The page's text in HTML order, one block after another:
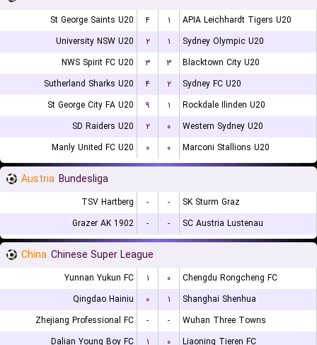
St George Saints U20 ۴ ۱
APIA Leichhardt Tigers U20
University NSW U20
۲ ۱
Sydney Olympic U20
NWS Spirit FC U20
۳ ۳
Blacktown City U20
Sutherland Sharks U20
۴ ۲
Sydney FC U20
St George City FA U20
۹ ۱
Rockdale Ilinden U20
SD Raiders U20
۲ ۰
Western Sydney U20
Manly United FC U20
۰ ۰ Marconi Stallions U20
Austria Bundesliga
TSV Hartberg - -
SK Sturm Graz
Grazer AK 1902
- - SC Austria Lustenau
China Chinese Super League
Yunnan Yukun FC ۱ ۰
Chengdu Rongcheng FC
Qingdao Hainiu
۰ ۱
Shanghai Shenhua
Zhejiang Professional FC
- -
Wuhan Three Towns
Dalian Young Boy FC
۱ ۰ Liaoning Tieren FC